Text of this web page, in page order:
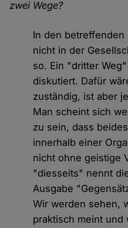
zwei Wege?
In den betreffenden
nicht in der
so. Ein "dritter
diskutiert. Dafür
zuständig, ist aber
Man scheint sich
zu sein, dass
innerhalb einer
nicht ohne geistige
"diesseits" nennt
Ausgabe
Wir werden sehen,
praktisch meint und